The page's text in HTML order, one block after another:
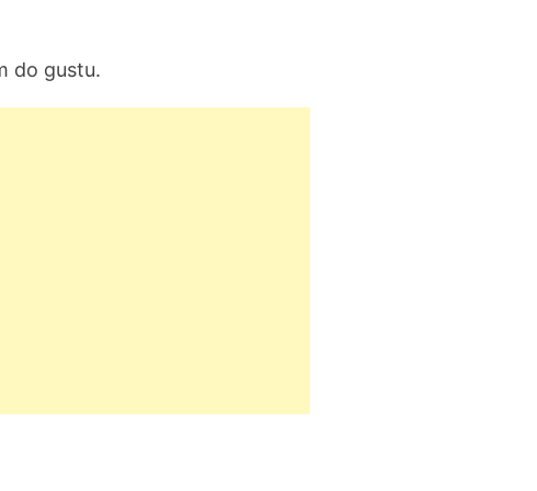
do gustu.